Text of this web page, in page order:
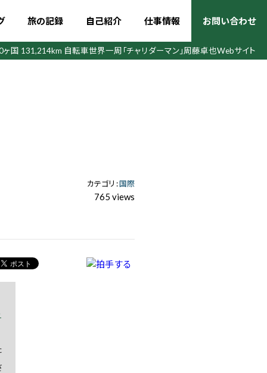
旅の記録 自己紹介 仕事情報 お問い合わせ
ヶ国 131,214km 自転車世界一周 「チャリダーマン」周藤卓也Webサイト
カテゴリ :国際
765 views